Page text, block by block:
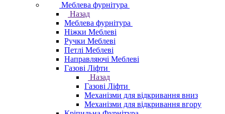
Меблева фурнітура
Назад
Меблева фурнітура
Ніжки Меблеві
Ручки Меблеві
Петлі Меблеві
Направляючі Меблеві
Газові Ліфти
Назад
Газові Ліфти
Механізми для відкривання вниз
Механізми для відкривання вгору